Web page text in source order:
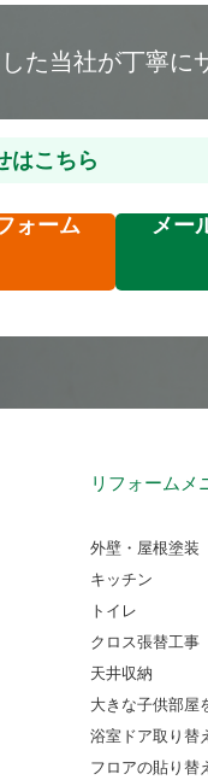
た当社が丁寧に
はこちら
ォーム メー
リフォームメ
外壁・屋根塗装
キッチン
トイレ
クロス張替工事
天井収納
大きな子供部屋
浴室ドア取り替
フロアの貼り替